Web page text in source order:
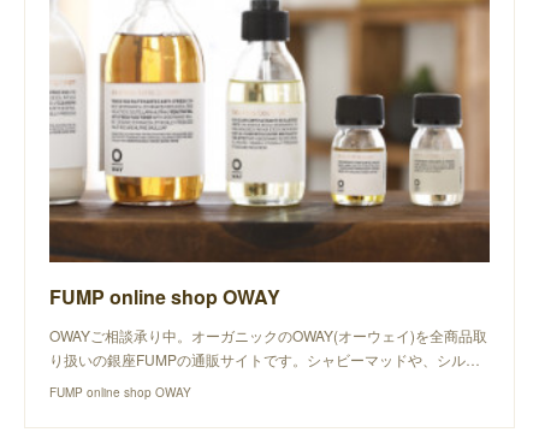
FUMP online shop OWAY
OWAYご相談承り中。オーガニックのOWAY(オーウェイ)を全商品取
り扱いの銀座FUMPの通販サイトです。シャビーマッドや、シル…
FUMP online shop OWAY